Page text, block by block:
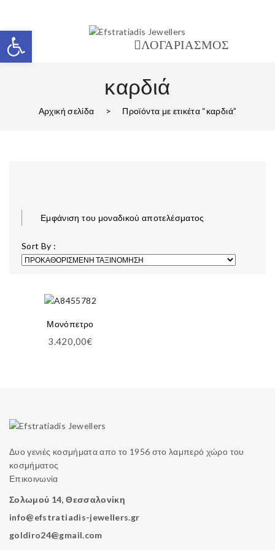
ΛΟΓΑΡΙΑΣΜΟΣ
καρδιά
Αρχική σελίδα > Προϊόντα με ετικέτα “καρδιά”
Εμφάνιση του μοναδικού αποτελέσματος
Sort By :
Μονόπετρο
3.420,00€
Δυο γενιές κοσμήματα απο το 1956 στο λαμπερό χώρο του
κοσμήματος
Επικοινωνία
Σολωμού 14, Θεσσαλονίκη
info@efstratiadis-jewellers.gr
goldiro24@gmail.com
Ανοίξτε τη γραμμή εργαλείων